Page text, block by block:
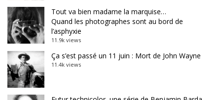
Tout va bien madame la marquise…
Quand les photographes sont au bord de
l’asphyxie
11.9k views
Ça s’est passé un 11 juin : Mort de John Wayne
11.4k views